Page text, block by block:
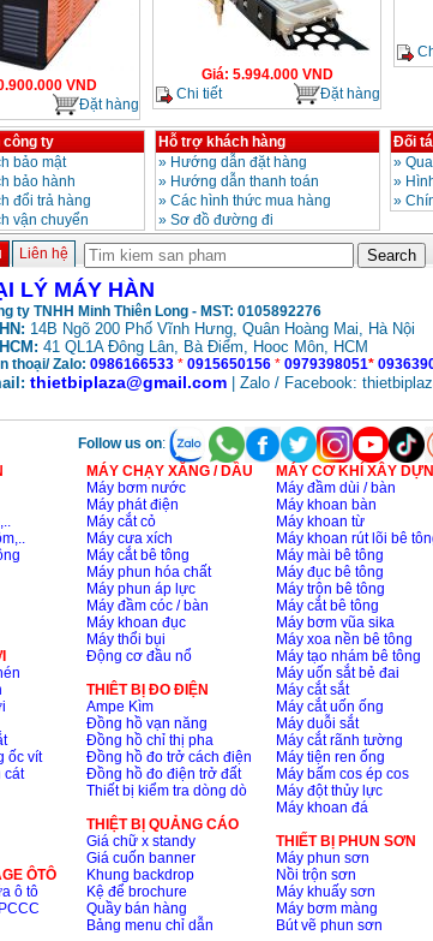
VND
Đặt hàng
Giá: 5.994.000 VND
Chi tiết
Đặt hàng
công ty
bảo mật
bảo hành
đổi trả hàng
vận chuyển
Hỗ trợ khách hàng
» Hướng dẫn đặt hàng
» Hướng dẫn thanh toán
» Các hình thức mua hàng
» Sơ đồ đường đi
Đối
»
»
»
Liên hệ
LÝ MÁY HÀN
ty TNHH Minh Thiên Long - MST: 0105892276
14B Ngõ 200 Phố Vĩnh Hưng, Quân Hoàng Mai, Hà Nội
41 QL1A Đông Lân, Bà Điểm, Hooc Môn, HCM
thoại/ Zalo: 0986166533 * 0915650156* 0979398051*
thietbiplaza@gmail.com| Zalo / Facebook:
Follow us on:
ốc vít
cát
ÔTÔ
ô tô
MÁY CHẠY XĂNG / DẦU
Máy bơm nước
Máy phát điện
Máy cắt cỏ
Máy cưa xích
Máy cắt bê tông
Máy phun hóa chất
Máy phun áp lực
Máy đầm cóc / bàn
Máy khoan đục
Máy thổi bụi
Động cơ đầu nổ
THIÊT BỊ ĐO ĐIỆN
Ampe Kìm
Đồng hồ vạn năng
Đồng hồ chỉ thị pha
Đồng hồ đo trở cách điện
Đồng hồ đo điện trở đất
Thiết bị kiểm tra dòng dò
THIỆT BỊ QUẢNG CÁO
Giá chữ x standy
Giá cuốn banner
Khung backdrop
Kệ để brochure
Quầy bán hàng
Bảng menu chỉ dẫn
MÁY CƠ KHÍ XÂY
Máy đầm dùi / bàn
Máy khoan bàn
Máy khoan từ
Máy khoan rút lõi bê
Máy mài bê tông
Máy đục bê tông
Máy trộn bê tông
Máy cắt bê tông
Máy bơm vũa sika
Máy xoa nền bê tông
Máy tạo nhám bê tông
Máy uốn sắt bẻ đai
Máy cắt sắt
Máy cắt uốn ống
Máy duỗi sắt
Máy cắt rãnh tường
Máy tiện ren ống
Máy bấm cos ép cos
Máy đột thủy lực
Máy khoan đá
THIẾT BỊ PHUN SƠN
Máy phun sơn
Nồi trộn sơn
Máy khuấy sơn
Máy bơm màng
Bút vẽ phun sơn